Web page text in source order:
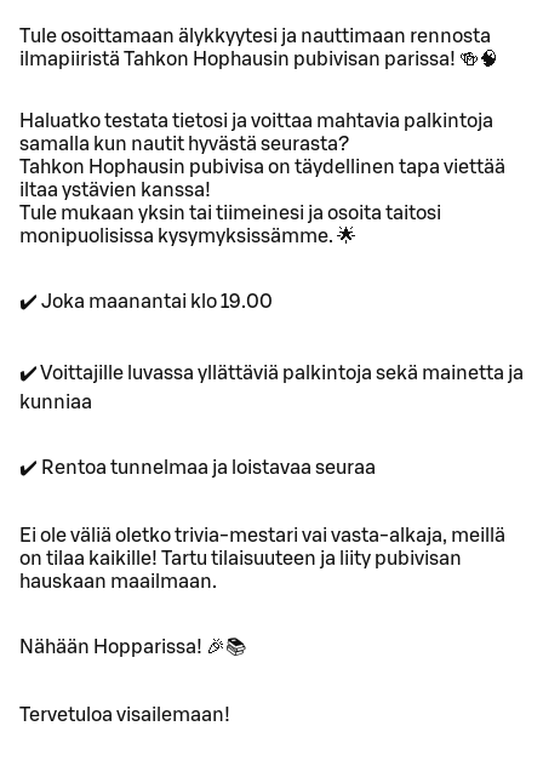
Tule osoittamaan älykkyytesi ja nauttimaan rennosta
ilmapiiristä Tahkon Hophausin pubivisan parissa! 🍻🧠
Haluatko testata tietosi ja voittaa mahtavia palkintoja
samalla kun nautit hyvästä seurasta?
Tahkon Hophausin pubivisa on täydellinen tapa viettää
iltaa ystävien kanssa!
Tule mukaan yksin tai tiimeinesi ja osoita taitosi
monipuolisissa kysymyksissämme. 🌟
✔️ Joka maanantai klo 19.00
✔️ Voittajille luvassa yllättäviä palkintoja sekä mainetta ja
kunniaa
✔️ Rentoa tunnelmaa ja loistavaa seuraa
Ei ole väliä oletko trivia-mestari vai vasta-alkaja, meillä
on tilaa kaikille! Tartu tilaisuuteen ja liity pubivisan
hauskaan maailmaan.
Nähään Hopparissa! 🎉📚
Tervetuloa visailemaan!